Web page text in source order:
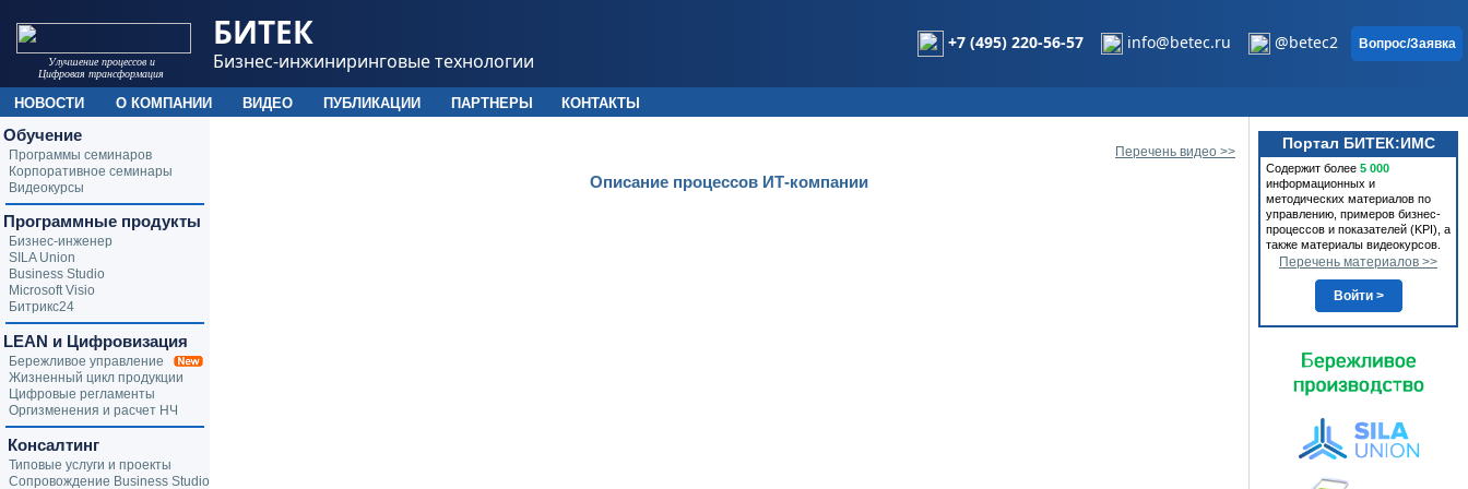
Перечень видео >>
Описание процессов ИТ-компании
Портал БИТЕК:ИМС
Содержит более 5 000
информационных и
методических материалов по
управлению, примеров бизнес-
процессов и показателей (KPI), а
также материалы видеокурсов.
Перечень материалов >>
Войти >
Обучение
Программы семинаров
Корпоративное семинары
Видеокурсы
Программные продукты
Бизнес-инженер
SILA Union
Business Studio
Microsoft Visio
Битрикс24
LEAN и Цифровизация
Бережливое управление
Жизненный цикл продукции
Цифровые регламенты
Оргизменения и расчет НЧ
Консалтинг
Типовые услуги и проекты
Сопровождение Business Studio
Улучшение процессов и
Цифровая трансформация
БИТЕК
Бизнес-инжиниринговые технологии
+7 (495) 220-56-57 info@betec.ru @betec2 Вопрос/Заявка
НОВОСТИ О КОМПАНИИ ВИДЕО ПУБЛИКАЦИИ ПАРТНЕРЫ КОНТАКТЫ